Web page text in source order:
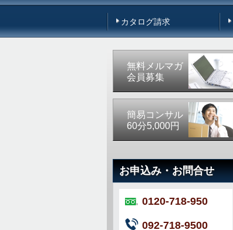
カタログ請求
無料メルマガ
会員募集
簡易コンサル
60分5,000円
お申込み・お問合せ
0120-718-950
092-718-9500